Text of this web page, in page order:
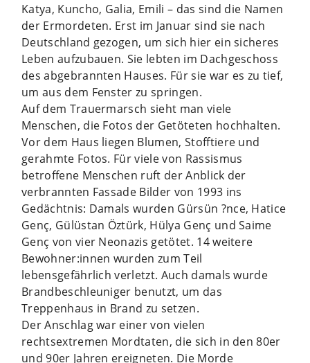
Katya, Kuncho, Galia, Emili – das sind die Namen
der Ermordeten. Erst im Januar sind sie nach
Deutschland gezogen, um sich hier ein sicheres
Leben aufzubauen. Sie lebten im Dachgeschoss
des abgebrannten Hauses. Für sie war es zu tief,
um aus dem Fenster zu springen.
Auf dem Trauermarsch sieht man viele
Menschen, die Fotos der Getöteten hochhalten.
Vor dem Haus liegen Blumen, Stofftiere und
gerahmte Fotos. Für viele von Rassismus
betroffene Menschen ruft der Anblick der
verbrannten Fassade Bilder von 1993 ins
Gedächtnis: Damals wurden Gürsün ?nce, Hatice
Genç, Gülüstan Öztürk, Hülya Genç und Saime
Genç von vier Neonazis getötet. 14 weitere
Bewohner:innen wurden zum Teil
lebensgefährlich verletzt. Auch damals wurde
Brandbeschleuniger benutzt, um das
Treppenhaus in Brand zu setzen.
Der Anschlag war einer von vielen
rechtsextremen Mordtaten, die sich in den 80er
und 90er Jahren ereigneten. Die Morde